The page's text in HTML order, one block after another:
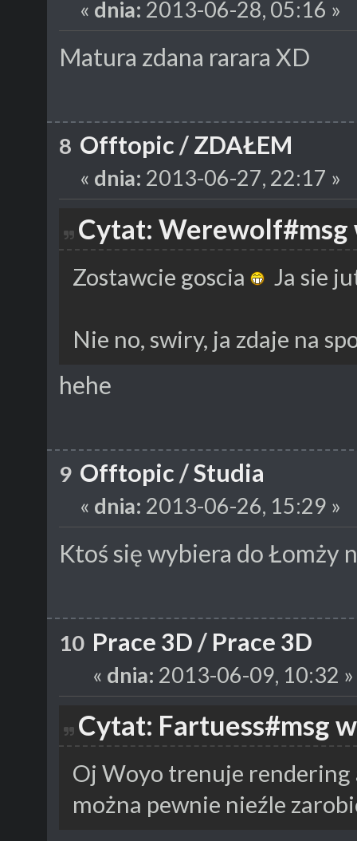
« dnia: 2013-06-28, 05:16 »
Matura zdana rarara XD
8 Offtopic /ZDAŁEM
« dnia: 2013-06-27, 22:17 »
Cytat:
Zostawcie goscia Ja sie
Nie no, swiry, ja zdaje na
hehe
9 Offtopic /Studia
« dnia: 2013-06-26, 15:29 »
Ktoś się wybiera do Łomży
10 Prace 3D / Prace 3D
« dnia: 2013-06-09, 10:32 »
Cytat: Fartuess#msg
Oj Woyo trenuje rendering
można pewnie nieźle